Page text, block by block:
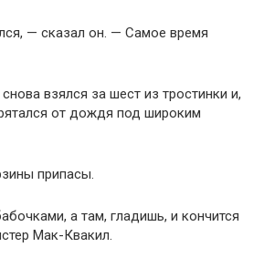
— сказал он. — Самое время
взялся за шест из тростинки и,
от дождя под широким
припасы.
а там, гладишь, и кончится
Мак-Квакил.